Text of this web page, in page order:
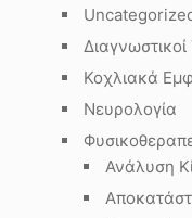
Κοχλιακά
Νευρολογία
Ανάλυση